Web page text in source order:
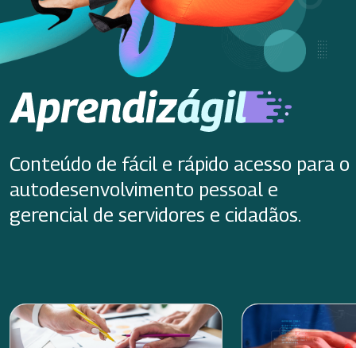
Conteúdo de fácil e rápido acesso para o
autodesenvolvimento pessoal e
gerencial de servidores e cidadãos.